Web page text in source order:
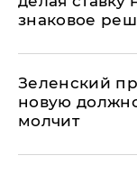
знаковое
Зеленский
новую
молчит